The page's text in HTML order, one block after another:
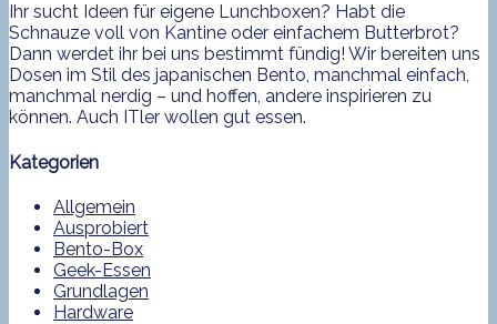
Ihr sucht Ideen für eigene Lunchboxen? Habt die
Schnauze voll von Kantine oder einfachem Butterbrot?
Dann werdet ihr bei uns bestimmt fündig! Wir bereiten uns
Dosen im Stil des japanischen Bento, manchmal einfach,
manchmal nerdig – und hoffen, andere inspirieren zu
können. Auch ITler wollen gut essen.
Kategorien
Allgemein
Ausprobiert
Bento-Box
Geek-Essen
Grundlagen
Hardware